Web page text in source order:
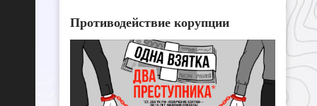
Противодействие корупции